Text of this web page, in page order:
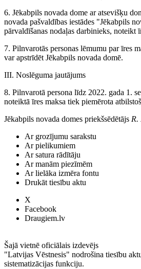
6. Jēkabpils novada dome ar atsevišķu
novada pašvaldības iestādes "Jēkabpils
pārvaldīšanas nodaļas darbinieks, noteikt
7. Pilnvarotās personas lēmumu par īres
var apstrīdēt Jēkabpils novada domē.
III. Noslēguma jautājums
8. Pilnvarotā persona līdz 2022. gada 1.
noteiktā īres maksa tiek piemērota
Jēkabpils novada domes priekšsēdētājs R.
Ar grozījumu sarakstu
Ar pielikumiem
Ar satura rādītāju
Ar manām piezīmēm
Ar lielāka izmēra fontu
Drukāt tiesību aktu
X
Facebook
Draugiem.lv
Šajā vietnē oficiālais izdevējs
"Latvijas Vēstnesis" nodrošina tiesību
sistematizācijas funkciju.